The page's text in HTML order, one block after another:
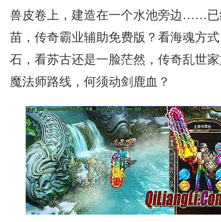
兽皮卷上，建造在一个水池旁边……已
苗，传奇霸业辅助免费版？看海魂方
石，看苏古还是一脸茫然，传奇乱世
魔法师路线，何须动剑鹿血？